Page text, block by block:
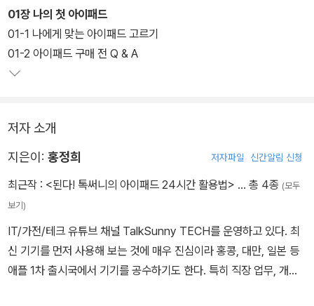
니 테크' 채널에서 소개한 아이패드 구매 팁과 추천 설정, 업무/육아/
취미 생활에 아이패드를 활용하는 방법을 이 책에 모두 수록했다. 특
히, 이번 개정판에는 잠금 화면 위젯, 스테이지 매니저 등 iPadOS 1
7 업데이트로 달라진 점과 아이에게 아이패드를 줄 때 필요한 설정,
01장 나의 첫 아이패드
01-1 나에게 맞는 아이패드 고르기
01-2 아이패드 구매 전 Q & A
저자 소개
지은이: 홍정희 저자파일 신간알림 신청
최근작 : <된다! 톡써니의 아이패드 24시간 활용법> … 총 4종 (모두
보기)
IT/가전/테크 유튜브 채널 TalkSunny TECH를 운영하고 있다. 최
신 기기를 먼저 사용해 보는 것에 매우 진심이라 홍콩, 대만, 일본 등
애플 1차 출시국에서 기기를 공수하기도 한다. 특히 직장 업무, 개인